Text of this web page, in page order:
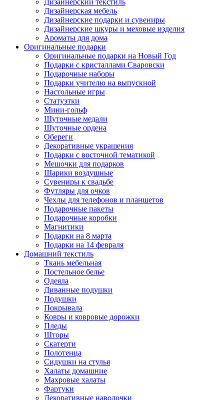
Дизайнерский текстиль
Дизайнерская мебель
Дизайнерские подарки и сувениры
Дизайнерские шкуры и меховые изделия
Ароматы для дома
Оригинальные подарки
Оригинальные подарки на Новый Год
Подарки с кристаллами Сваровски
Подарочные наборы
Подарки учителю на выпускной
Настольные игры
Статуэтки
Мини-гольф
Шуточные медали
Шуточные ордена
Обереги
Декоративные украшения
Подарки с восточной тематикой
Мешочки для подарков
Шарики воздушные
Сувениры к свадьбе
Футляры для очков
Чехлы для телефонов и планшетов
Подарочные пакеты
Подарочные коробки
Магнитики
Подарки на 8 марта
Подарки на 14 февраля
Домашний текстиль
Ткань мебельная
Постельное белье
Одеяла
Диванные подушки
Подушки
Покрывала
Ковры и ковровые дорожки
Пледы
Шторы
Скатерти
Полотенца
Сидушки на стулья
Халаты домашние
Махровые халаты
Фартуки
Декоративные наволочки